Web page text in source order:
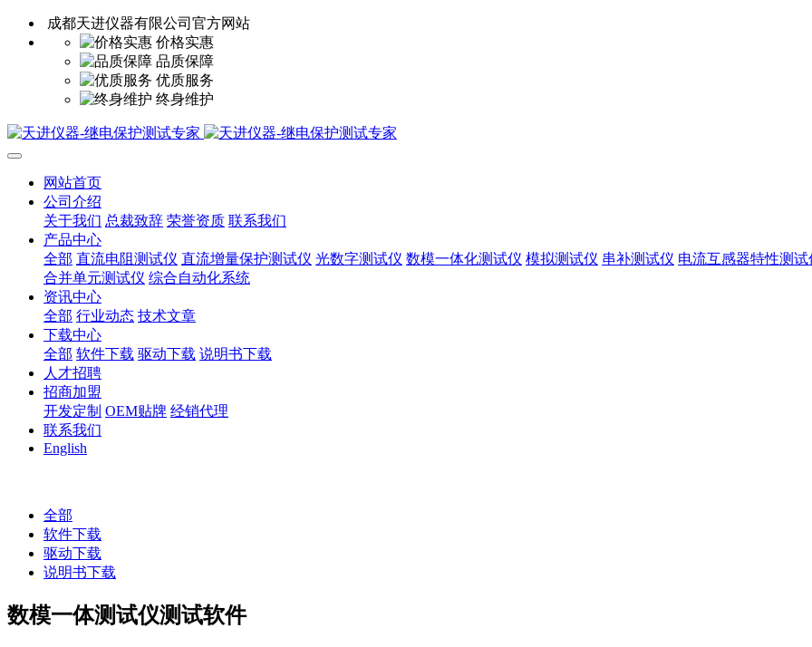
成都天进仪器有限公司官方网站
价格实惠
品质保障
优质服务
终身维护
网站首页
公司介绍
关于我们 总裁致辞 荣誉资质 联系我们
产品中心
全部 直流电阻测试仪 直流增量保护测试仪 光数字测试仪 数模一体化测试仪 模拟测试仪 串补测试仪 电流互感器特性测试
合并单元测试仪 综合自动化系统
资讯中心
全部 行业动态 技术文章
下载中心
全部 软件下载 驱动下载 说明书下载
人才招聘
招商加盟
开发定制 OEM贴牌 经销代理
联系我们
English
全部
软件下载
驱动下载
说明书下载
数模一体测试仪测试软件